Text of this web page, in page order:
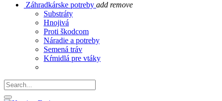
Záhradkárske potreby add remove
Substráty
Hnojivá
Proti škodcom
Náradie a potreby
Semená tráv
Kŕmidlá pre vtáky